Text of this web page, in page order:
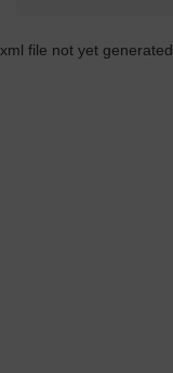
xml file not yet generated